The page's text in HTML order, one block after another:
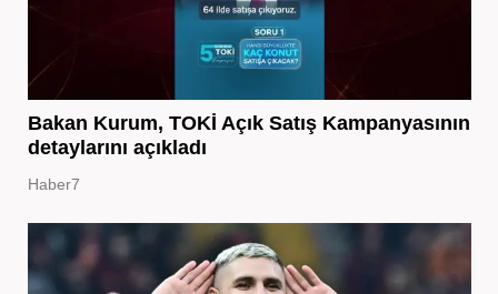
Bakan Kurum, TOKİ Açık Satış Kampanyasının
detaylarını açıkladı
Haber7